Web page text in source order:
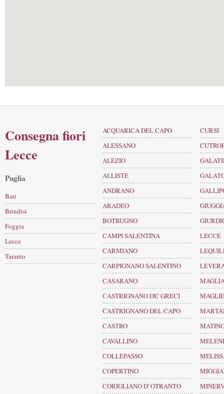
Consegna fiori
Lecce
Puglia
Bari
Brindisi
Foggia
Lecce
Taranto
ACQUARICA DEL CAPO
ALESSANO
ALEZIO
ALLISTE
ANDRANO
ARADEO
BOTRUGNO
CAMPI SALENTINA
CARMIANO
CARPIGNANO SALENTINO
CASARANO
CASTRIGNANO DE' GRECI
CASTRIGNANO DEL CAPO
CASTRO
CAVALLINO
COLLEPASSO
COPERTINO
CORIGLIANO D' OTRANTO
CURSI
LECCE
MAGLIE